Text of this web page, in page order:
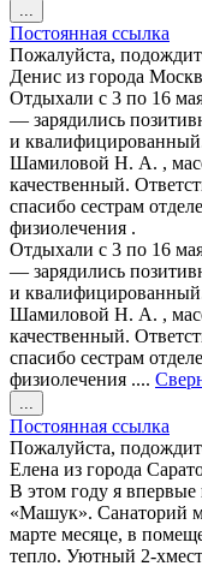
...
этот
метабокс
в
другое
состояние.
Постоянная ссылка
Пожалуйста,
Денис из города
Отдыхали с 3 по 16
— зарядились
и
Шамиловой Н. А. ,
качественный.
спасибо сестрам
физиолечения .
Отдыхали с 3 по 16
— зарядились
и
Шамиловой Н. А. ,
качественный.
спасибо сестрам
физиолечения ....
...
этот
метабокс
в
другое
состояние.
Постоянная ссылка
Пожалуйста,
Елена из города
В этом году я впервые
«Машук». Санаторий
марте месяце, в
тепло. Уютный 2-